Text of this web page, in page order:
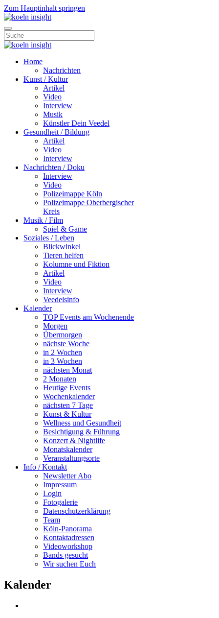
Zum Hauptinhalt springen
Home
Nachrichten
Kunst / Kultur
Artikel
Video
Interview
Musik
Künstler Dein Veedel
Gesundheit / Bildung
Artikel
Video
Interview
Nachrichten / Doku
Interview
Video
Polizeimappe Köln
Polizeimappe Oberbergischer
Kreis
Musik / Film
Spiel & Game
Soziales / Leben
Blickwinkel
Tieren helfen
Kolumne und Fiktion
Artikel
Video
Interview
Veedelsinfo
Kalender
TOP Events am Wochenende
Morgen
Übermorgen
nächste Woche
in 2 Wochen
in 3 Wochen
nächsten Monat
2 Monaten
Heutige Events
Wochenkalender
nächsten 7 Tage
Kunst & Kultur
Wellness und Gesundheit
Besichtigung & Führung
Konzert & Nightlife
Monatskalender
Veranstaltungsorte
Info / Kontakt
Newsletter Abo
Impressum
Login
Fotogalerie
Datenschutzerklärung
Team
Köln-Panorama
Kontaktadressen
Videoworkshop
Bands gesucht
Wir suchen Euch
Kalender